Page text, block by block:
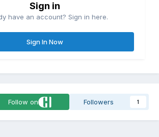
Sign in
have an account? Sign in here.
Sign In Now
Follow on Followers 1